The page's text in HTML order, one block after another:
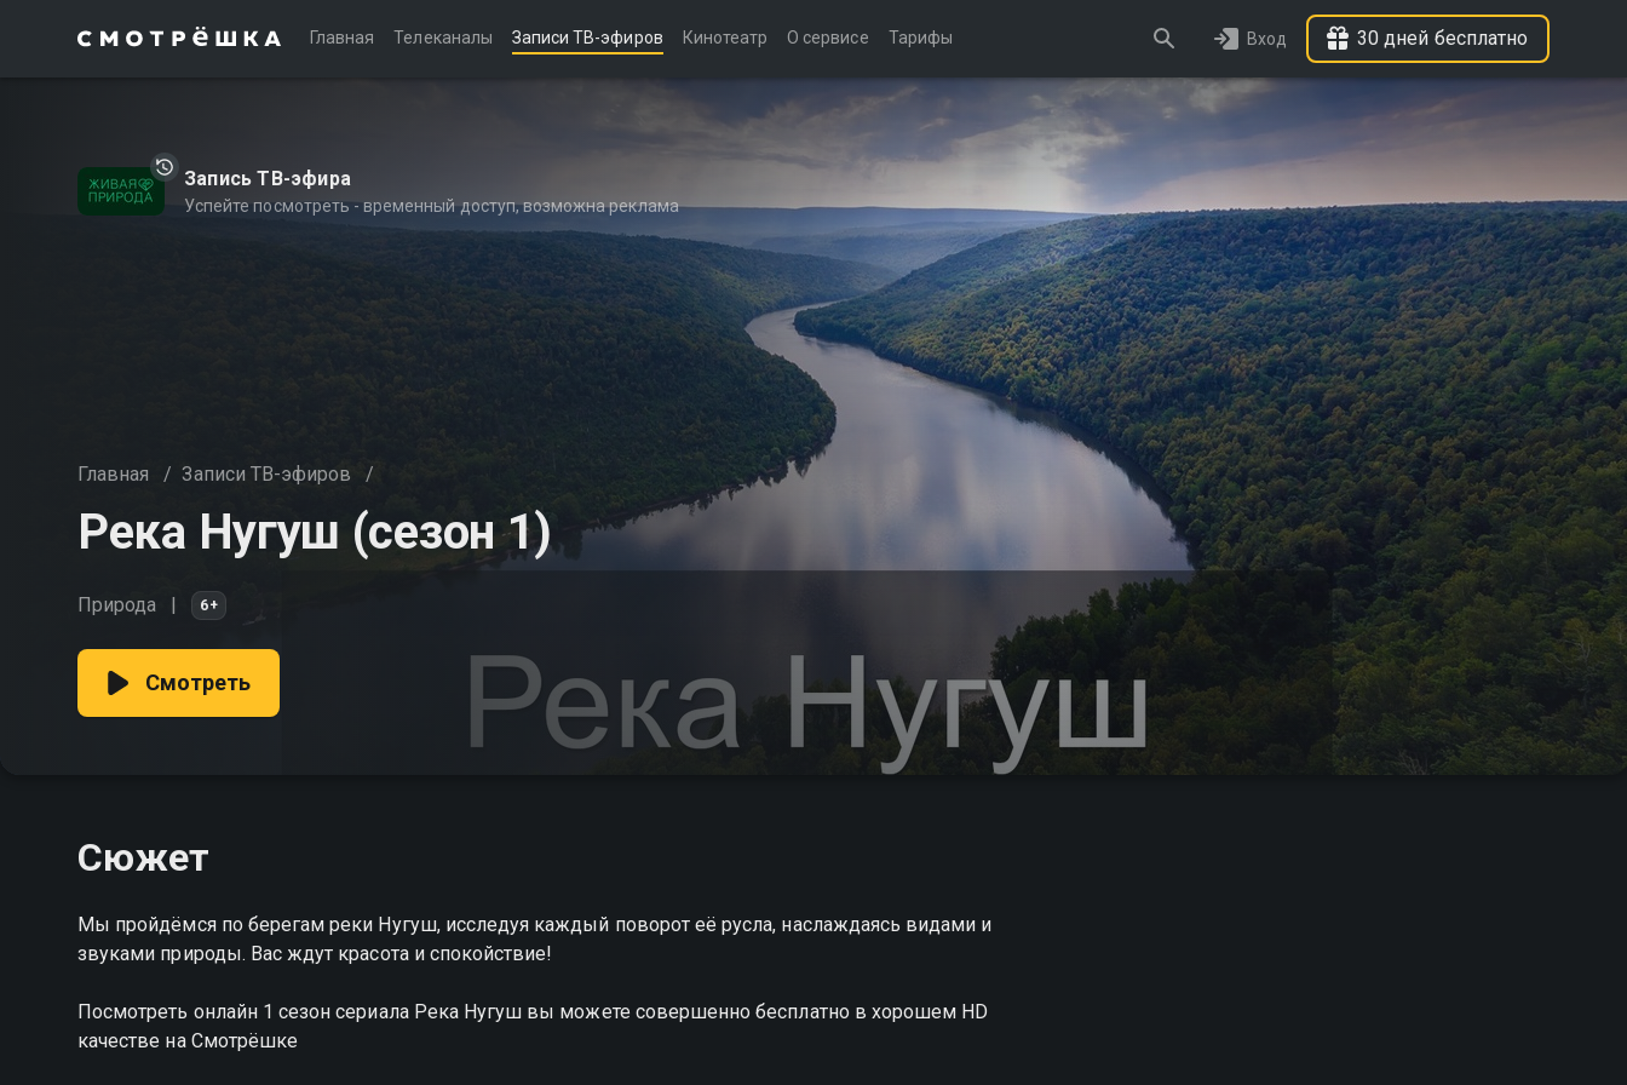
Главная Телеканалы Записи ТВ-эфиров Кинотеатр О сервисе Тарифы Вход 30 дней бесплатно
Запись ТВ-эфира
Успейте посмотреть - временный доступ, возможна реклама
Главная / Записи ТВ-эфиров /
Река Нугуш (сезон 1)
Природа 6+
Смотреть
Сюжет
Мы пройдёмся по берегам реки Нугуш, исследуя каждый поворот её русла, наслаждаясь видами и
звуками природы. Вас ждут красота и спокойствие!
Посмотреть онлайн 1 сезон сериала Река Нугуш вы можете совершенно бесплатно в хорошем HD
качестве на Смотрёшке